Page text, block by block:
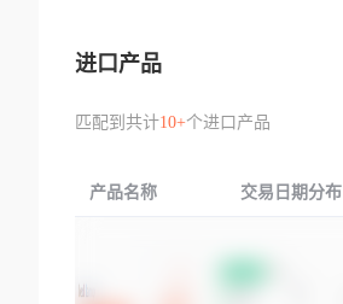
进口产品
匹配到共计10+个进口产品
产品名称 交易日期分布